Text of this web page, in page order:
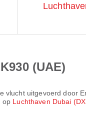
(UAE)
vlucht uitgevoerd door
op Luchthaven Dubai